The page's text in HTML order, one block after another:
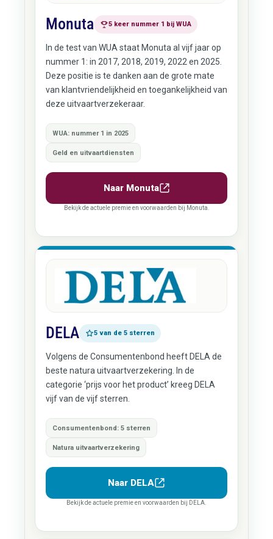
Monuta 5 keer nummer 1 bij WUA
In de test van WUA staat Monuta al vijf jaar op
nummer 1: in 2017, 2018, 2019, 2022 en 2025.
Deze positie is te danken aan de grote mate
van klantvriendelijkheid en toegankelijkheid van
deze uitvaartverzekeraar.
WUA: nummer 1 in 2025
Geld en uitvaartdiensten
Naar Monuta
Bekijk de actuele premie en voorwaarden bij Monuta.
DELA 5 van de 5 sterren
Volgens de Consumentenbond heeft DELA de
beste natura uitvaartverzekering. In de
categorie ‘prijs voor het product’ kreeg DELA
vijf van de vijf sterren.
Consumentenbond: 5 sterren
Natura uitvaartverzekering
Naar DELA
Bekijk de actuele premie en voorwaarden bij DELA.